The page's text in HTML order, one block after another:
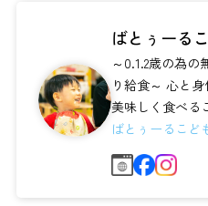
ばとぅーる
～0.1.2歳の為
り給食～ 心と
美味しく食べる
心の成長が著し
ばとぅーるこど